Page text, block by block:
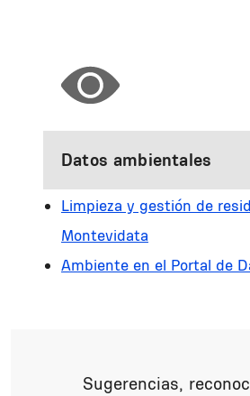
Datos ambientales
Limpieza y gestión de
Montevidata
Ambiente en el Portal de
Sugerencias,